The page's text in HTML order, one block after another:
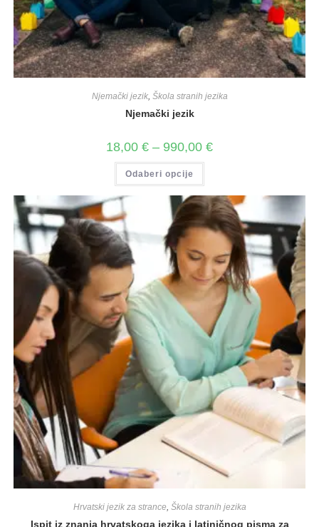
Njemački jezik, Škola stranih jezika
Njemački jezik
18,00 € – 990,00 €
Odaberi opcije
Hrvatski jezik za strance Škola stranih jezika
Ispit iz znanja hrvatskoga jezika i latiničnog pisma za